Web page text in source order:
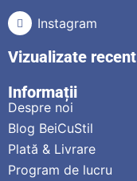
Instagram
Vizualizate recent
Informații
Despre noi
Blog BeiCuStil
Plată & Livrare
Program de lucru